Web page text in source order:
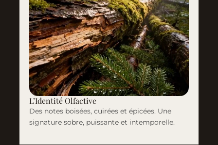
L’Identité Olfactive
Des notes boisées, cuirées et épicées. Une
signature sobre, puissante et intemporelle.